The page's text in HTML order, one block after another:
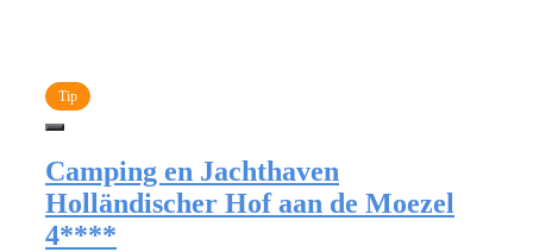
Tip
Camping en Jachthaven
Holländischer Hof aan de Moezel
4****